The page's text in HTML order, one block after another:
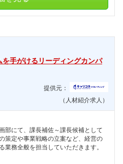
手がけるリーディングカンパ
提供元：
（人材紹介求人）
部にて、課長補佐～課長候補として
策定や事業戦略の立案など、経営の
業務全般を担当していただきます。